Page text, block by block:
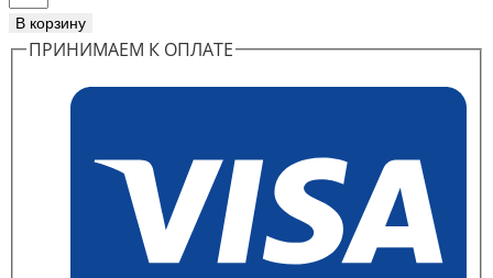
товара
Кабель
В корзину
ПРИНИМАЕМ К ОПЛАТЕ